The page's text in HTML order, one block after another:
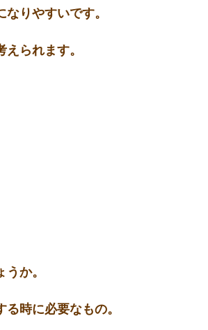
りやすいです。
られます。
か。
時に必要なもの。